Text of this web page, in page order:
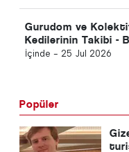
Gurudom ve
Kedilerinin Takibi -
İçinde - 25 Jul 2026
Popüler